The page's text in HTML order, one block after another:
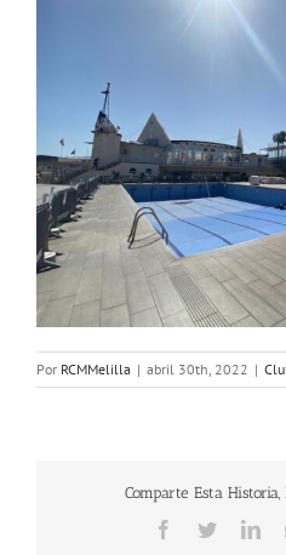
Por RCMMelilla | abril 30th, 2022 |
Comparte Esta
Facebook
Twitter